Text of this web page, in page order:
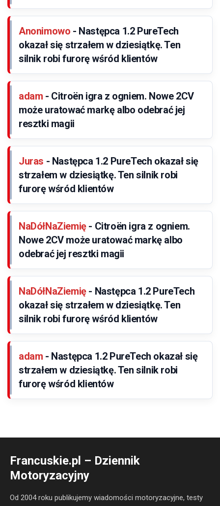
Anonimowo - Następca 1.2 PureTech
okazał się strzałem w dziesiątkę. Ten
silnik robi furorę wśród klientów
adam - Citroën igra z ogniem. Nowe 2CV
może uratować markę albo odebrać jej
resztki magii
Juras - Następca 1.2 PureTech okazał się
strzałem w dziesiątkę. Ten silnik robi
furorę wśród klientów
NaDółNaZiemię- Citroën igra z ogniem.
Nowe 2CV może uratować markę albo
odebrać jej resztki magii
NaDółNaZiemię- Następca 1.2 PureTech
okazał się strzałem w dziesiątkę. Ten
silnik robi furorę wśród klientów
adam - Następca 1.2 PureTech okazał się
strzałem w dziesiątkę. Ten silnik robi
furorę wśród klientów
Francuskie.pl – Dziennik
Motoryzacyjny
Od 2004 roku publikujemy wiadomości motoryzacyjne, testy